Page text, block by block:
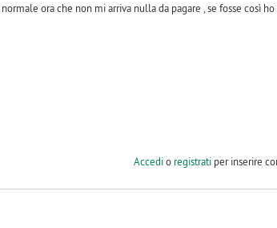
ora che non mi arriva nulla da pagare , se fosse così ho
Accedio registratiper inserire